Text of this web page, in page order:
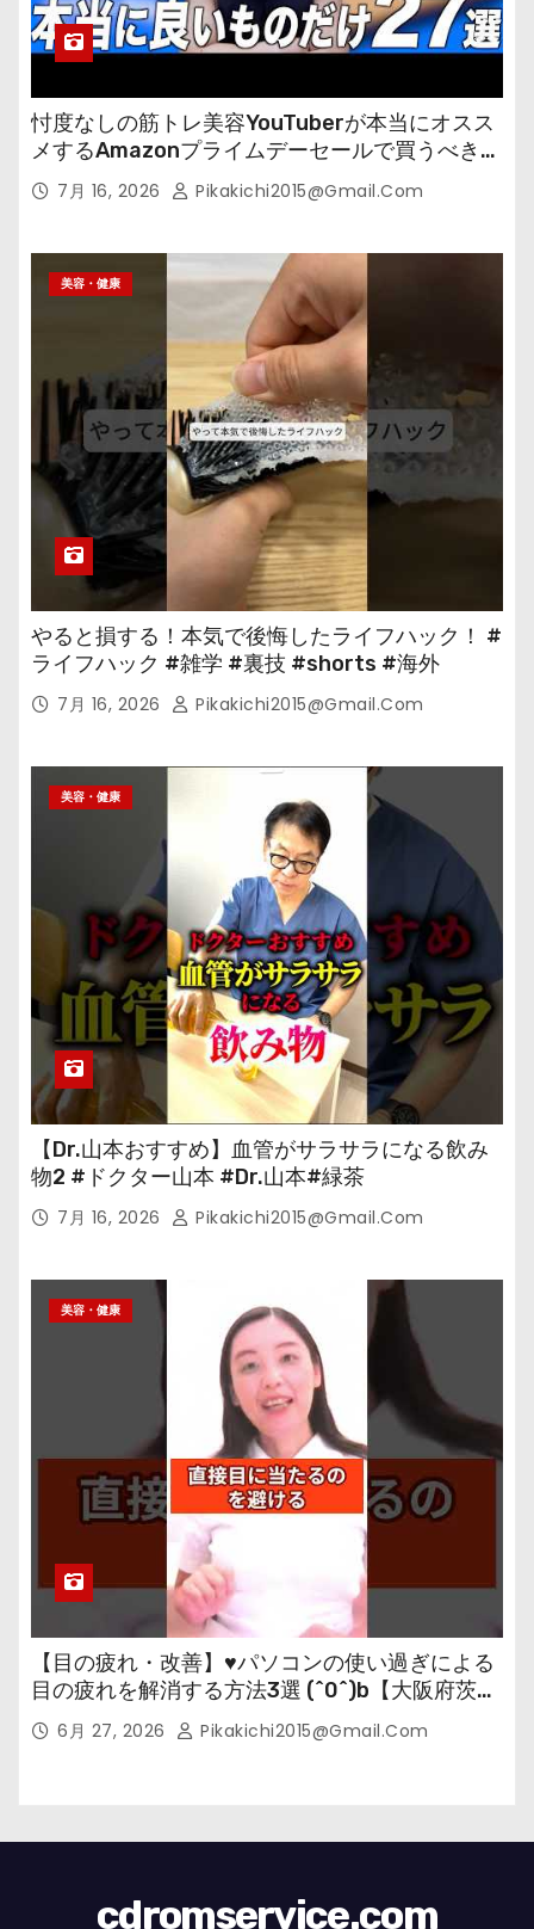
忖度なしの筋トレ美容YouTuberが本当にオスス
メするAmazonプライムデーセールで買うべきも
の 7月 16, 2026 Pikakichi2015@gmail.com
美容・健康
やると損する！本気で後悔したライフハック！ #
ライフハック #雑学 #裏技 #shorts #海外
7月 16, 2026 Pikakichi2015@gmail.com
美容・健康
【Dr.山本おすすめ】血管がサラサラになる飲み
物2 #ドクター山本 #Dr.山本#緑茶
7月 16, 2026 Pikakichi2015@gmail.com
美容・健康
【目の疲れ・改善】♥パソコンの使い過ぎによる
目の疲れを解消する方法3選 (^0^)b【大阪府茨木
市の女性・美容鍼灸・整体師が教えます。】
6月 27, 2026 Pikakichi2015@gmail.com
cdromservice.com